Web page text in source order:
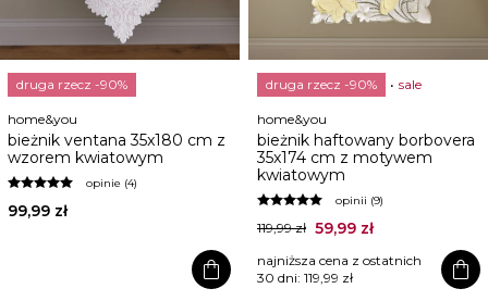
druga rzecz -90%
home&you
bieżnik ventana 35x180 cm z
wzorem kwiatowym
opinie (4)
99,99 zł
shopping_bag
druga rzecz -90% sale
home&you
bieżnik haftowany borbovera
35x174 cm z motywem
kwiatowym
opinii (9)
119,99 zł 59,99 zł
najniższa cena z ostatnich
30 dni: 119,99 zł shopping_bag